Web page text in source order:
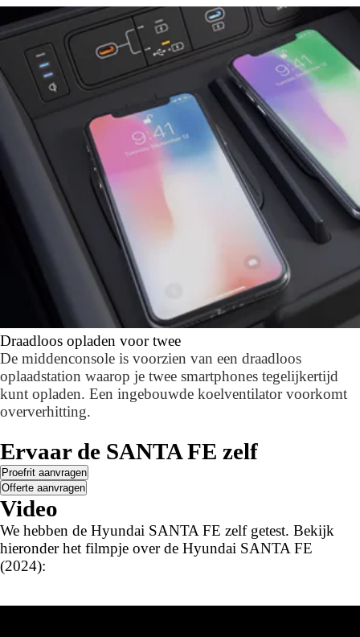
Draadloos opladen voor twee
De middenconsole is voorzien van een draadloos
oplaadstation waarop je twee smartphones tegelijkertijd
kunt opladen. Een ingebouwde koelventilator voorkomt
oververhitting.
Ervaar de SANTA FE zelf
Proefrit aanvragen
Offerte aanvragen
Video
We hebben de Hyundai SANTA FE zelf getest. Bekijk
hieronder het filmpje over de Hyundai SANTA FE
(2024):